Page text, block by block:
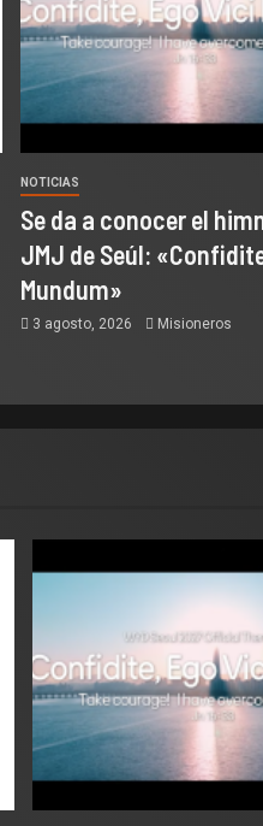
NOTICIAS
Se da a conocer el
JMJ de Seúl:
Mundum»
3 agosto, 2026 Misioneros